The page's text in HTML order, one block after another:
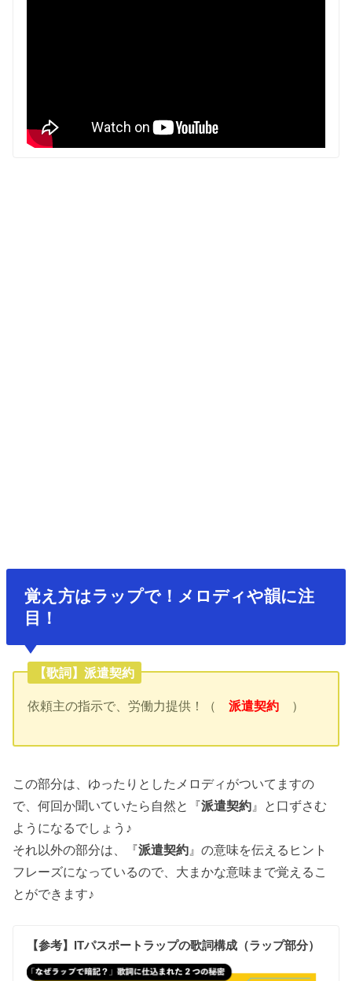
覚え方はラップで！メロディや韻に注
目！
【歌詞】派遣契約
依頼主の指示で、労働力提供！（派遣契約 ）
この部分は、ゆったりとしたメロディがついてますの
で、何回か聞いていたら自然と『派遣契約 』と口ずさむ
ようになるでしょう♪
それ以外の部分は、『派遣契約 』の意味を伝えるヒント
フレーズになっているので、大まかな意味まで覚えるこ
とができます♪
【参考】 ITパスポートラップの歌詞構成（ラップ部分）